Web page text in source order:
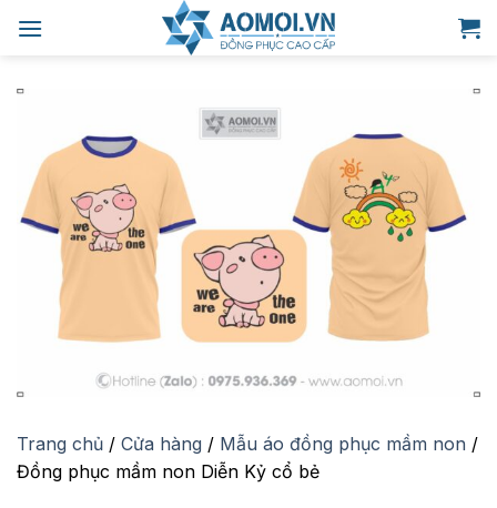
qua
dung
Trang chủ / Cửa hàng / Mẫu áo đồng phục mầm non /
Đồng phục mầm non Diễn Kỷ cổ bẻ